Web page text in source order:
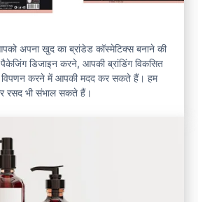
आपको अपना खुद का ब्रांडेड कॉस्मेटिक्स बनाने की
डिजाइन करने, आपकी ब्रांडिंग विकसित
करने में आपकी मदद कर सकते हैं। हम
रसद भी संभाल सकते हैं।